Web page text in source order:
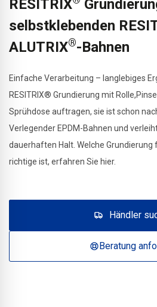
RESITRIX
selbstklebenden
ALUTRIX®-Bahnen
Einfache Verarbeitung – langlebiges
RESITRIX® Grundierung mit
Sprühdose auftragen, sie ist schon
Verlegender EPDM-Bahnen und
dauerhaften Halt. Welche
richtige ist, erfahren Sie hier.
Händler
Beratung